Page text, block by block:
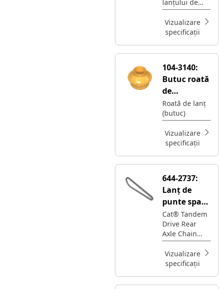
lanțului de
acționare în
tandem Cat®
Vizualizare
specificații
104-3140:
Butuc roată
de
antrenare
finală
Roată de lanț
(butuc)
Vizualizare
specificații
644-2737:
Lanț de
punte spate
cu
acționare
tandem cu
80 de
legături
Cat® Tandem
Drive Rear
Axle Chain
transmits
rotational
power from
transmission
Vizualizare
specificații